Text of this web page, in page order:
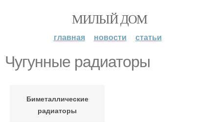
МИЛЫЙ ДОМ
главная новости статьи
Чугунные радиаторы
Биметаллические
радиаторы